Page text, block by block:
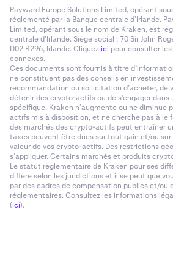
Payward Europe Solutions Limited, opérant
réglementé par la Banque centrale d’Irlande.
Limited, opérant sous le nom de Kraken, est
centrale d’Irlande. Siège social : 70 Sir John
D02 R296, Irlande. Cliquezici pour consulter
connexes.
Ces documents sont fournis à titre
ne constituent pas des conseils en
recommandation ou sollicitation d’acheter, de
détenir des crypto-actifs ou de s’engager
spécifique. Kraken n’augmente ou ne diminue
actifs mis à disposition, et ne cherche pas à le
des marchés des crypto-actifs peut entraîner
taxes peuvent être dues sur tout gain et/ou
valeur de vos crypto-actifs. Des restrictions
s’appliquer. Certains marchés et produits
Le statut réglementaire de Kraken pour ses
diffère selon les juridictions et il se peut que
par des cadres de compensation publics et/ou
réglementaires. Consultez les informations
(ici).